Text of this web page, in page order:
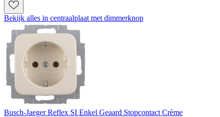
Bekijk alles in centraalplaat met dimmerknop
Busch-Jaeger Reflex SI Enkel Geaard Stopcontact Crème